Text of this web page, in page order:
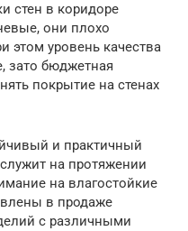
стен в коридоре
они плохо
этом уровень качества
зато бюджетная
покрытие на стенах
и практичный
на протяжении
на влагостойкие
в продаже
с различными